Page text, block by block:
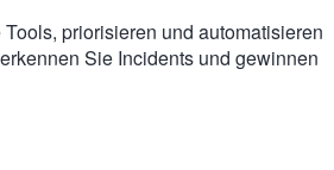
priorisieren und automatisieren
Sie Incidents und gewinnen